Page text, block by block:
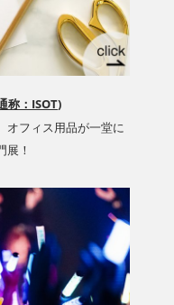
称：ISOT)
オフィス用品が一堂に
展！